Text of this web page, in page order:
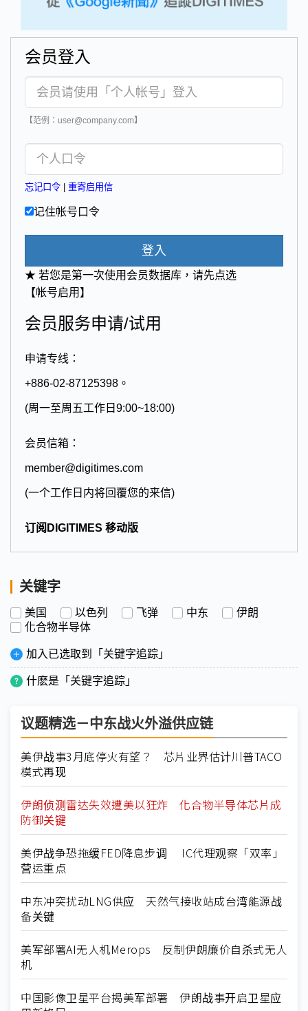
会员登入
【范例：user@company.com】
忘记口令 重寄启用信
记住帐号口令
登入
★ 若您是第一次使用会员数据库，请先点选
【帐号启用】
会员服务申请/试用
申请专线：
+886-02-87125398。
(周一至周五工作日9:00~18:00)
会员信箱：
member@digitimes.com
(一个工作日内将回覆您的来信)
订阅DIGITIMES 移动版
关键字
美国 以色列 飞弹 中东
伊朗
化合物半导体
加入已选取到「关键字追踪」
什麽是「关键字追踪」
议题精选－中东战火外溢供应链
美伊战事3月底停火有望？ 芯片业界估计川普TACO
模式再现
伊朗侦测雷达失效遭美以狂炸 化合物半导体芯片成
防御关键
美伊战争恐拖缓FED降息步调 IC代理观察「双率」
营运重点
中东冲突扰动LNG供应 天然气接收站成台湾能源战
备关键
美军部署AI无人机Merops 反制伊朗廉价自杀式无人
机
中国影像卫星平台揭美军部署 伊朗战事开启卫星应